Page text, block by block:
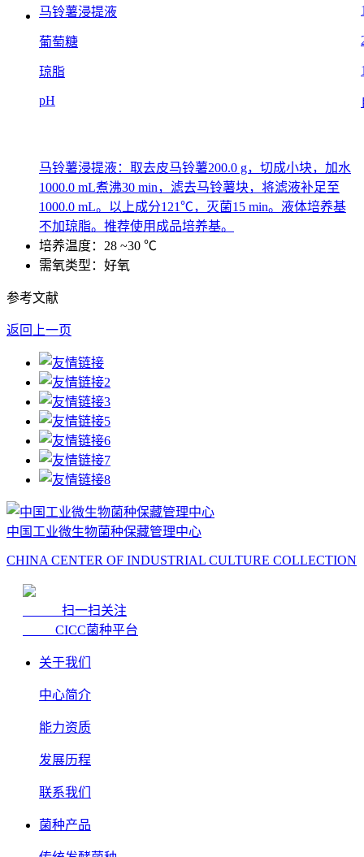
马铃薯浸提液
葡萄糖
琼脂
pH
马铃薯浸提液：取去皮马铃薯200.0 g，切成小块，加水
1000.0 mL煮沸30 min，滤去马铃薯块，将滤液补足至
1000.0 mL。以上成分121℃，灭菌15 min。液体培养基
不加琼脂。推荐使用成品培养基。
培养温度：28 ~30 ℃
需氧类型：好氧
参考文献
返回上一页
中国工业微生物菌种保藏管理中心
CHINA CENTER OF INDUSTRIAL CULTURE COLLECTION
扫一扫关注
CICC菌种平台
关于我们
中心简介
能力资质
发展历程
联系我们
菌种产品